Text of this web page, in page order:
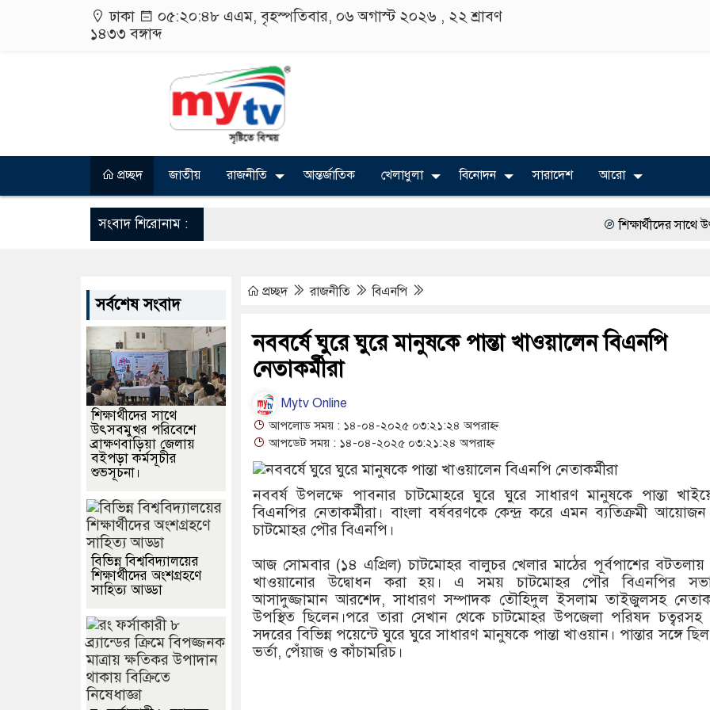
ঢাকা ০৫:২০:৪৮ এএম, বৃহস্পতিবার, ০৬ অগাস্ট ২০২৬ , ২২ শ্রাবণ
১৪৩৩ বঙ্গাব্দ
প্রচ্ছদ জাতীয় রাজনীতি আন্তর্জাতিক খেলাধুলা বিনোদন সারাদেশ আরো
সংবাদ শিরোনাম : শিক্ষার্থীদের সাথে
‘গুলশানের চামেলি’তে
গুলশান থেকে সাবেক মন্ত্রী
সংবিধান অনুযায়ী যথাসময়ে
খিলক্ষেত থানা বিএনপির
প্রেমের সম্পর্ক ছিন্ন না
অবশেষে পদত্যাগ করলেন
‘রাষ্ট্রপতি হিসেবে মির্জা
প্রচ্ছদ রাজনীতি বিএনপি
নববর্ষে ঘুরে ঘুরে মানুষকে পান্তা খাওয়ালেন বিএনপি
নেতাকর্মীরা
Mytv Online
আপলোড সময় : ১৪-০৪-২০২৫ ০৩:২১:২৪ অপরাহ্ন
আপডেট সময় : ১৪-০৪-২০২৫ ০৩:২১:২৪ অপরাহ্ন
নববর্ষ উপলক্ষে পাবনার চাটমোহরে ঘুরে ঘুরে সাধারণ মানুষকে পান্তা
বিএনপির নেতাকর্মীরা। বাংলা বর্ষবরণকে কেন্দ্র করে এমন ব্যতিক্রমী
চাটমোহর পৌর বিএনপি।
আজ সোমবার (১৪ এপ্রিল) চাটমোহর বালুচর খেলার মাঠের পূর্বপাশের বটতলায়
খাওয়ানোর উদ্বোধন করা হয়। এ সময় চাটমোহর পৌর বিএনপির
আসাদুজ্জামান আরশেদ, সাধারণ সম্পাদক তৌহিদুল ইসলাম তাইজুলসহ
উপস্থিত ছিলেন।পরে তারা সেখান থেকে চাটমোহর উপজেলা পরিষদ
সদরের বিভিন্ন পয়েন্টে ঘুরে ঘুরে সাধারণ মানুষকে পান্তা খাওয়ান। পান্তার সঙ্গে
ভর্তা, পেঁয়াজ ও কাঁচামরিচ।
সর্বশেষ সংবাদ
শিক্ষার্থীদের সাথে
উৎসবমুখর পরিবেশে
ব্রাক্ষণবাড়িয়া জেলায়
বইপড়া কর্মসূচীর
শুভসূচনা।
বিভিন্ন বিশ্ববিদ্যালয়ের
শিক্ষার্থীদের অংশগ্রহণে
সাহিত্য আড্ডা